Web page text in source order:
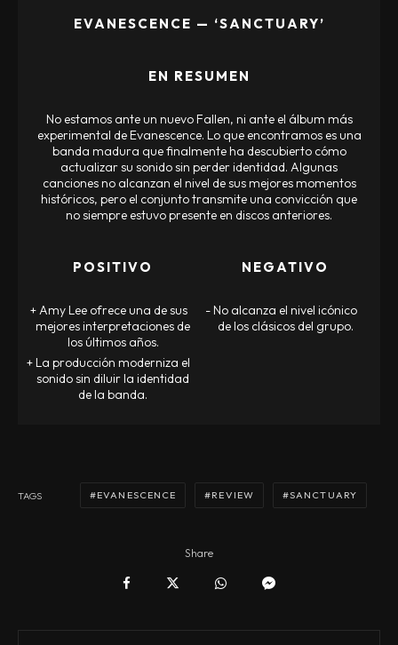
EVANESCENCE — ‘SANCTUARY’
EN RESUMEN
No estamos ante un nuevo Fallen, ni ante el álbum más
experimental de Evanescence. Lo que encontramos es una
banda madura que finalmente ha descubierto cómo
actualizar su sonido sin perder identidad. Algunas
canciones no alcanzan el nivel de sus mejores momentos
históricos, pero el conjunto transmite una convicción que
no siempre estuvo presente en discos anteriores.
POSITIVO
Amy Lee ofrece una de sus
mejores interpretaciones de
los últimos años.
La producción moderniza el
sonido sin diluir la identidad
de la banda.
NEGATIVO
No alcanza el nivel icónico
de los clásicos del grupo.
TAGS EVANESCENCE REVIEW SANCTUARY
Share